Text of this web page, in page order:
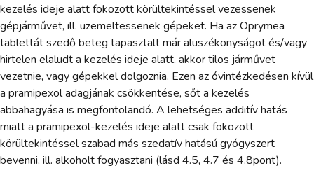
kezelés ideje alatt fokozott körültekintéssel vezessenek
gépjárművet, ill. üzemeltessenek gépeket. Ha az Oprymea
tablettát szedő beteg tapasztalt már aluszékonyságot és/vagy
hirtelen elaludt a kezelés ideje alatt, akkor tilos járművet
vezetnie, vagy gépekkel dolgoznia. Ezen az óvintézkedésen kívül
a pramipexol adagjának csökkentése, sőt a kezelés
abbahagyása is megfontolandó. A lehetséges additív hatás
miatt a pramipexol-kezelés ideje alatt csak fokozott
körültekintéssel szabad más szedatív hatású gyógyszert
bevenni, ill. alkoholt fogyasztani (lásd 4.5, 4.7 és 4.8pont).